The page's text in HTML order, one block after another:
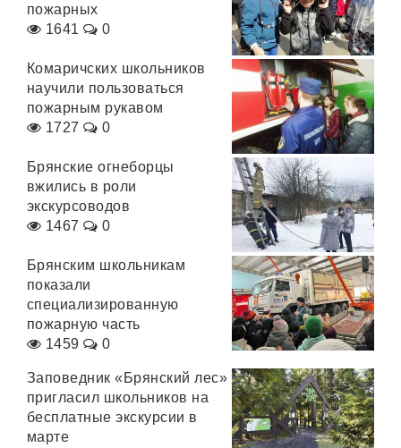
пожарных
1641
0
Комаричских школьников
научили пользоваться
пожарным рукавом
1727
0
Брянские огнеборцы
вжились в роли
экскурсоводов
1467
0
Брянским школьникам
показали
специализированную
пожарную часть
1459
0
Заповедник «Брянский лес»
пригласил школьников на
бесплатные экскурсии в
марте